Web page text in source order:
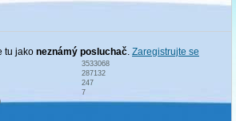
tu jako neznámý posluchač. Zaregistrujte se
3533068
287132
247
7